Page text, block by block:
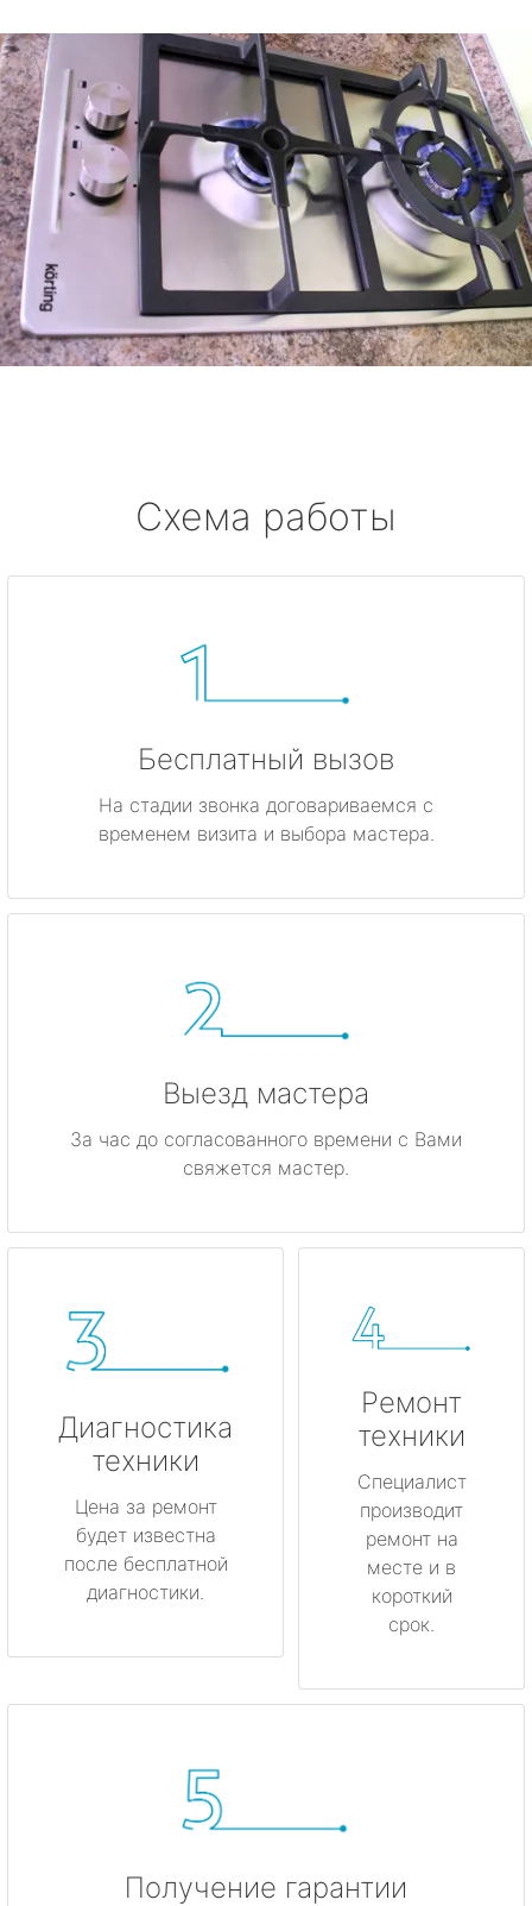
Схема работы
Бесплатный вызов
На стадии звонка договариваемся с
временем визита и выбора мастера.
Выезд мастера
За час до согласованного времени с Вами
свяжется мастер.
Диагностика
техники
Цена за ремонт
будет известна
после бесплатной
диагностики.
Ремонт
техники
Специалист
производит
ремонт на
месте и в
короткий
срок.
Получение гарантии